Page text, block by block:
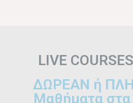
LIVE
ΔΩΡΕΑΝ ή
Μαθήματα στα